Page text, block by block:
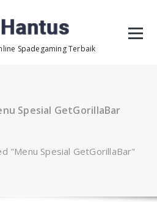
Spadegaming Terbaik
Spesial GetGorillaBar
"Menu Spesial GetGorillaBar"